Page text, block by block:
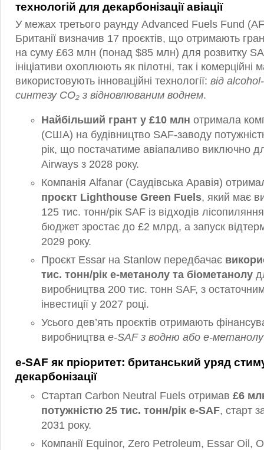
технологій для декарбонізації авіації
У межах третього раунду Advanced Fuels Fund
Британії визначив 17 проєктів, що отримають
на суму £63 млн (понад $85 млн) для розвитку
ініціативи охоплюють як пілотні, так і комерційні
використовують інноваційні технології: від
синтезу CO₂ з відновлюваним воднем.
Найбільший грант у £10 млн отримала
(США) на будівництво SAF-заводу
рік, що постачатиме авіапаливо виключно
Airways з 2028 року.
Компанія Alfanar (Саудівська Аравія)
проєкт Lighthouse Green Fuels, який має
125 тис. тонн/рік SAF із відходів
бюджет зростає до £2 млрд, а запуск
2029 року.
Проєкт Essar на Stanlow передбачає
тис. тонн/рік e‑метанолу та біометанолу
виробництва 200 тис. тонн SAF, з
інвестиції у 2027 році.
Усього дев’ять проєктів отримають
виробництва e‑SAF з водню або e‑метанолу
e‑SAF як пріоритет: британський уряд
декарбонізації
Стартап Carbon Neutral Fuels отримав £6
потужністю 25 тис. тонн/рік e‑SAF, старт
2031 року.
Компанії Equinor, Zero Petroleum, Essar Oil,